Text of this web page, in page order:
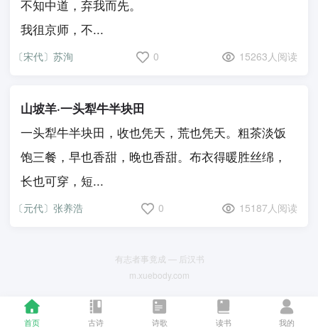
首页 古诗 诗歌 读书 我的
不知中道，弃我而先。
我徂京师，不...
〔宋代〕苏洵 0 15263人阅读
山坡羊·一头犁牛半块田
一头犁牛半块田，收也凭天，荒也凭天。粗茶淡饭
饱三餐，早也香甜，晚也香甜。布衣得暖胜丝绵，
长也可穿，短...
〔元代〕张养浩 0 15187人阅读
有志者事竟成 — 后汉书
m.xuebody.com